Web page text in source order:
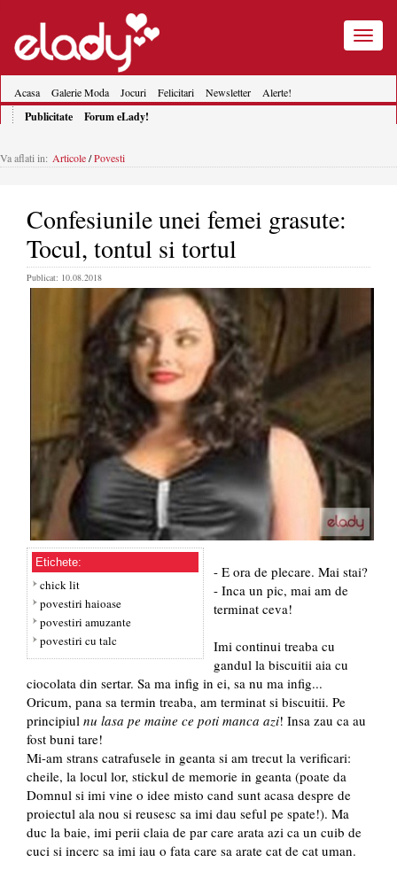
Toggle
Acasa Galerie Moda Jocuri Felicitari Newsletter Alerte!
Publicitate Forum eLady!
Va aflati in: Articole/Povesti
Confesiunile unei femei grasute:
Tocul, tontul si tortul
Publicat: 10.08.2018
Etichete:
chick lit
povestiri haioase
povestiri amuzante
povestiri cu talc
- E ora de plecare. Mai stai?
- Inca un pic, mai am de
terminat ceva!
Imi continui treaba cu
gandul la biscuitii aia cu
ciocolata din sertar. Sa ma infig in ei, sa nu ma infig...
Oricum, pana sa termin treaba, am terminat si biscuitii. Pe
principiul nu lasa pe maine ce poti manca azi! Insa zau ca au
fost buni tare!
Mi-am strans catrafusele in geanta si am trecut la verificari:
cheile, la locul lor, stickul de memorie in geanta (poate da
Domnul si imi vine o idee misto cand sunt acasa despre de
proiectul ala nou si reusesc sa imi dau seful pe spate!). Ma
duc la baie, imi perii claia de par care arata azi ca un cuib de
cuci si incerc sa imi iau o fata care sa arate cat de cat uman.